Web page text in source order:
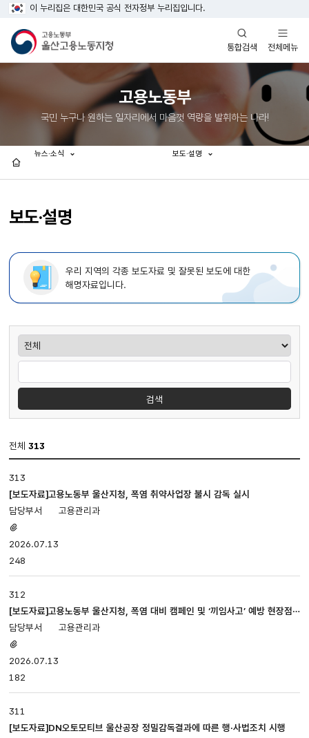
이 누리집은 대한민국 공식 전자정부 누리집입니다.
통합검색
열기
전체메뉴
열기
고용노동부
국민 누구나 원하는 일자리에서 마음껏 역량을 발휘하는 나라!
보도·설명
뉴스·소식 보도·설명
우리 지역의 각종 보도자료 및 잘못된 보도에 대한
해명자료입니다.
게시판검색
검색
전체 313
·
설명
게시판
입니다.
번호,
제목,
첨부파일,
담당부서,
등록일,
나누어져
있습니다.
313
[보도자료]고용노동부 울산지청, 폭염 취약사업장 불시 감독 실시
고용관리과
있음
2026.07.13
248
312
[보도자료]고용노동부 울산지청, 폭염 대비 캠페인 및 ‘끼임사고’ 예방 현장점
검 실시
고용관리과
있음
2026.07.13
182
311
[보도자료]DN오토모티브 울산공장 정밀감독결과에 따른 행·사법조치 시행